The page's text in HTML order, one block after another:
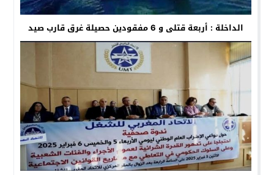
الداخلة : أربعة قتلى و 6 مفقودين حصيلة غرق قارب صيد